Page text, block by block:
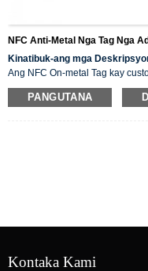
NFC Anti-Metal Nga Tag Nga
Kinatibuk-ang mga
Ang NFC On-metal Tag kay
PVC, epoxy nga materyal, ug
NFC tag mahimonga
gipalig-on
PANGUTANA
Kontaka Kami